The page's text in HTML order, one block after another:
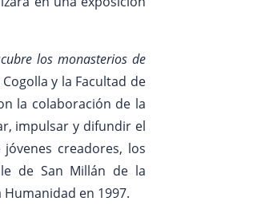
los monasterios de
y la Facultad de
la colaboración de la
impulsar y difundir el
creadores, los
de San Millán de la
en 1997.